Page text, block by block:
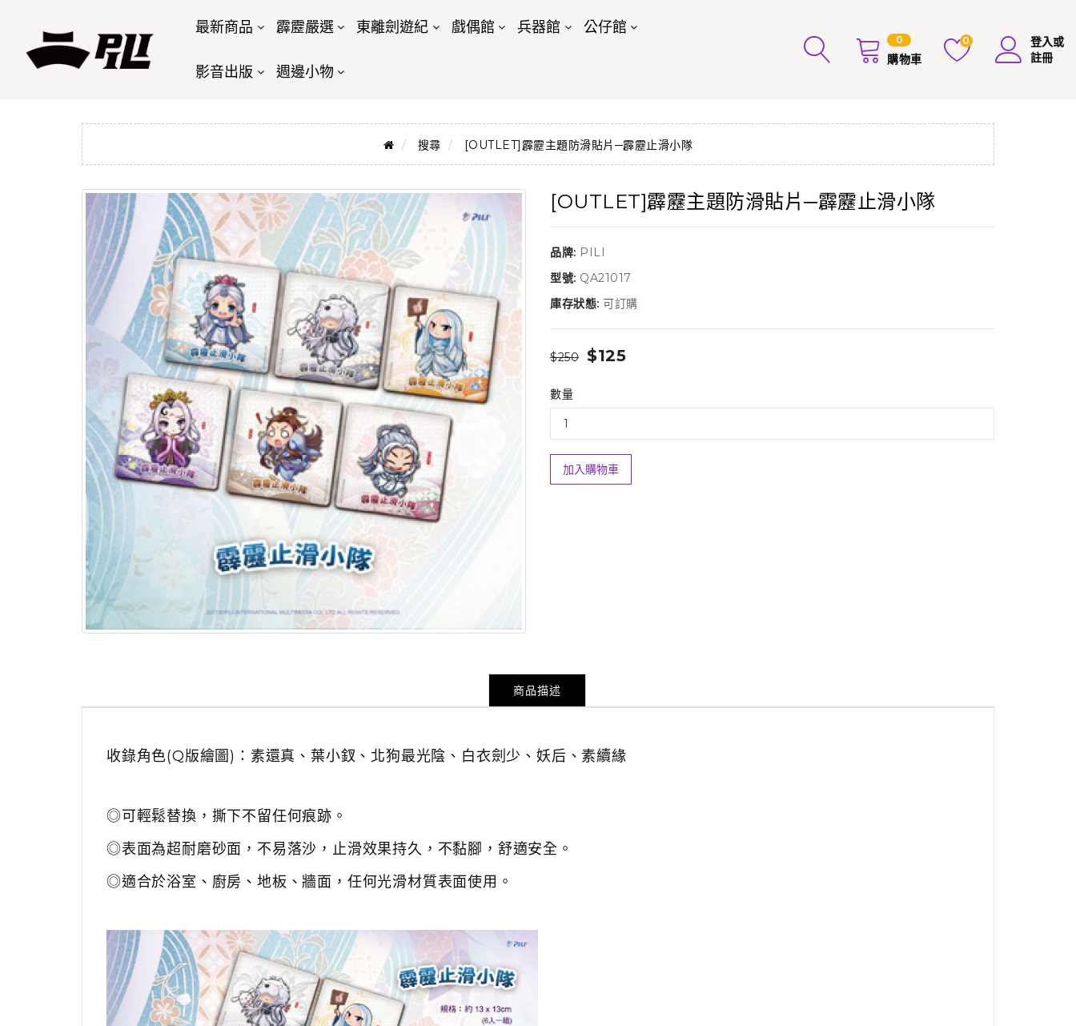
最新商品 霹靂嚴選 東離劍遊紀 戲偶館 兵器館 公仔館
影音出版 週邊小物
0
購物車
0
登入或
註冊
搜尋 [OUTLET]霹靂主題防滑貼片─霹靂止滑小隊
[OUTLET]霹靂主題防滑貼片─霹靂止滑小隊
品牌: PILI
型號: QA21017
庫存狀態: 可訂購
$250 $125
數量
加入購物車
商品描述
收錄角色(Q版繪圖)： 素還真、葉小釵、北狗最光陰、白衣劍少、妖后、素續緣
◎可輕鬆替換，撕下不留任何痕跡。
◎表面為超耐磨砂面，不易落沙，止滑效果持久，不黏腳，舒適安全。
◎適合於浴室、廚房、地板、牆面，任何光滑材質表面使用。